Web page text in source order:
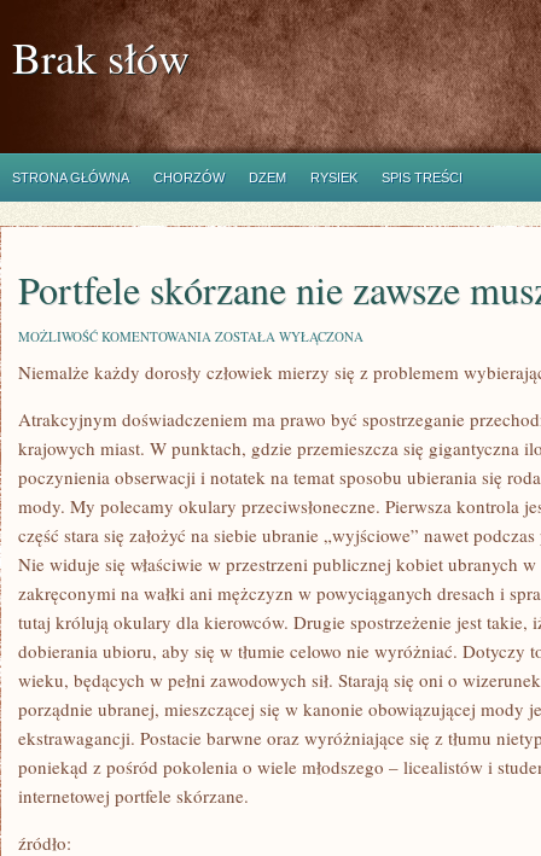
Brak słów
STRONA GŁÓWNA CHORZÓW DZEM RYSIEK SPIS TREŚCI
Portfele skórzane nie zawsze
MOŻLIWOŚĆ KOMENTOWANIA PORTFELE
NIE
BYĆ
DROGIE
ZOSTAŁA WYŁĄCZONA
Niemalże każdy dorosły człowiek mierzy się z problemem
Atrakcyjnym doświadczeniem ma prawo być spostrzeganie
krajowych miast. W punktach, gdzie przemieszcza się gigantyczna
poczynienia obserwacji i notatek na temat sposobu ubierania się
mody. My polecamy okulary przeciwsłoneczne. Pierwsza kontrola
część stara się założyć na siebie ubranie „wyjściowe” nawet
Nie widuje się właściwie w przestrzeni publicznej kobiet ubranych
zakręconymi na wałki ani mężczyzn w powyciąganych dresach i
tutaj królują okulary dla kierowców. Drugie spostrzeżenie jest takie,
dobierania ubioru, aby się w tłumie celowo nie wyróżniać. Dotyczy
wieku, będących w pełni zawodowych sił. Starają się oni o
porządnie ubranej, mieszczącej się w kanonie obowiązującej mody
ekstrawagancji. Postacie barwne oraz wyróżniające się z tłumu
poniekąd z pośród pokolenia o wiele młodszego – licealistów i
internetowej portfele skórzane.
źródło: